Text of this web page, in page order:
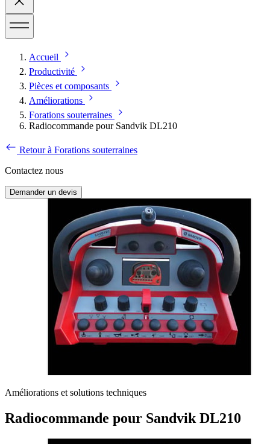
Accueil
Productivité
Pièces et composants
Améliorations
Forations souterraines
Radiocommande pour Sandvik DL210
Retour à Forations souterraines
Contactez nous
Demander un devis
Améliorations et solutions techniques
Radiocommande pour Sandvik DL210